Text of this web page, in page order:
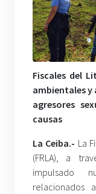
Fiscales del
ambientales
agresores
causas
La Ceiba.- La
(FRLA), a
impulsado
relacionados